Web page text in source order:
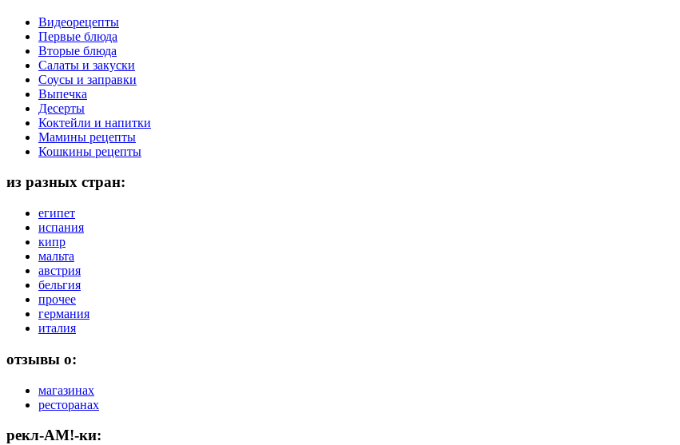
Видеорецепты
Первые блюда
Вторые блюда
Салаты и закуски
Соусы и заправки
Выпечка
Десерты
Коктейли и напитки
Мамины рецепты
Кошкины рецепты
из разных стран:
египет
испания
кипр
мальта
австрия
бельгия
прочее
германия
италия
отзывы о:
магазинах
ресторанах
рекл-АМ!-ки: